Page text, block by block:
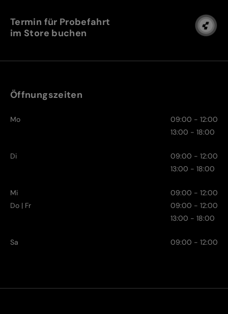
Termin für Probefahrt
im Store buchen
Öffnungszeiten
Mo
09:00 - 12:00
13:00 - 18:00
Di
09:00 - 12:00
13:00 - 18:00
Mi
09:00 - 12:00
Do | Fr
09:00 - 12:00
13:00 - 18:00
Sa 09:00 - 12:00